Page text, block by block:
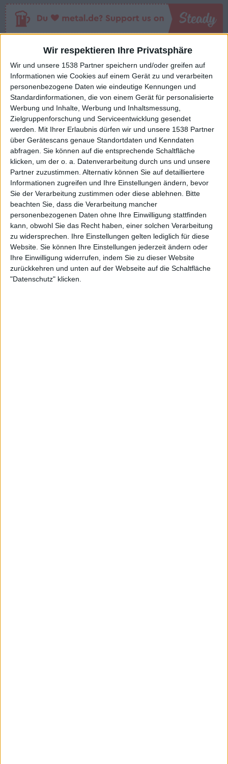
Wir respektieren Ihre Privatsphäre
Wir und unsere 1538 Partner speichern und/oder greifen auf
Informationen wie Cookies auf einem Gerät zu und verarbeiten
personenbezogene Daten wie eindeutige Kennungen und
Standardinformationen, die von einem Gerät für personalisierte
Werbung und Inhalte, Werbung und Inhaltsmessung,
Zielgruppenforschung und Serviceentwicklung gesendet
werden.
Mit Ihrer Erlaubnis dürfen wir und unsere 1538 Partner
über Gerätescans genaue Standortdaten und Kenndaten
abfragen. Sie können auf die entsprechende Schaltfläche
klicken, um der o. a. Datenverarbeitung durch uns und unsere
Partner zuzustimmen. Alternativ können Sie auf detailliertere
Informationen zugreifen und Ihre Einstellungen ändern, bevor
Sie der Verarbeitung zustimmen oder diese ablehnen.
Bitte
beachten Sie, dass die Verarbeitung mancher
personenbezogenen Daten ohne Ihre Einwilligung stattfinden
kann, obwohl Sie das Recht haben, einer solchen Verarbeitung
zu widersprechen. Ihre Einstellungen gelten lediglich für diese
Website. Sie können Ihre Einstellungen jederzeit ändern oder
Ihre Einwilligung widerrufen, indem Sie zu dieser Website
zurückkehren und unten auf der Webseite auf die Schaltfläche
"Datenschutz" klicken.
Mehr zu Night Demon
BAND NIGHT DEMON
STILE HEAVY METAL
Interessante Alben finden
Auf der Suche nach neuer Mucke? Durchsuche unser Review-Archiv mit
aktuell38635Reviews und lass Dich inspirieren!
Nach Wertung filtern▼︎
von
bis
Punkten